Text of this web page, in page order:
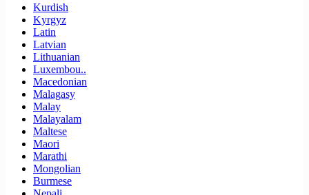
Kurdish
Kyrgyz
Latin
Latvian
Lithuanian
Luxembou..
Macedonian
Malagasy
Malay
Malayalam
Maltese
Maori
Marathi
Mongolian
Burmese